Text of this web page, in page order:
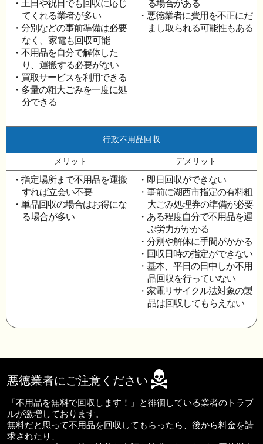
・土日や祝日でも回収に応じ
てくれる業者が多い
・分別などの事前準備は必要
なく、家電も回収可能
・不用品を自分で解体した
り、運搬する必要がない
・買取サービスを利用できる
・多量の粗大ごみを一度に処
分できる
る場合がある
・悪徳業者に費用を不正にだ
まし取られる可能性もある
行政不用品回収
メリット デメリット
・指定場所まで不用品を運搬
すれば立会い不要
・単品回収の場合はお得にな
る場合が多い
・即日回収ができない
・事前に湖西市指定の有料粗
大ごみ処理券の準備が必要
・ある程度自分で不用品を運
ぶ労力がかかる
・分別や解体に手間がかかる
・回収日時の指定ができない
・基本、平日の日中しか不用
品回収を行っていない
・家電リサイクル法対象の製
品は回収してもらえない
悪徳業者にご注意ください
「不用品を無料で回収します！」と徘徊している業者のトラブ
ルが激増しております。
無料だと思って不用品を回収してもらったら、後から料金を請
求されたり、